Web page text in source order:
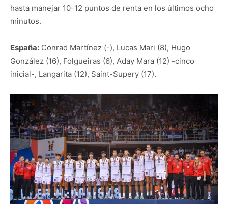
hasta manejar 10-12 puntos de renta en los últimos ocho
minutos.
España: Conrad Martínez (-), Lucas Mari (8), Hugo
González (16), Folgueiras (6), Aday Mara (12) -cinco
inicial-, Langarita (12), Saint-Supery (17).